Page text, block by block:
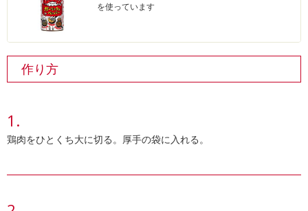
を使っています
作り方
鶏肉をひとくち大に切る。厚手の袋に入れる。